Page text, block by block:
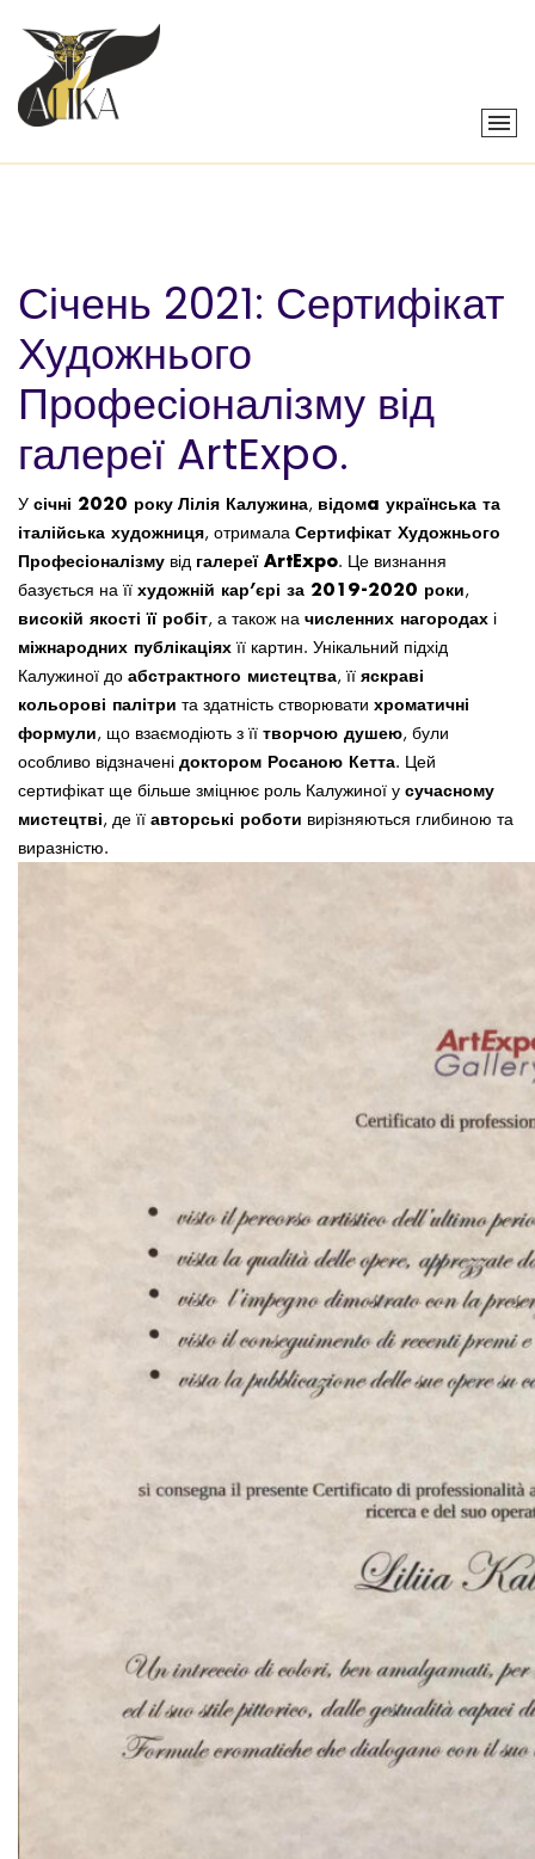
Січень 2021: Сертифікат
Художнього
Професіоналізму від
галереї ArtExpo.
У січні 2020 року Лілія Калужина, відомa українська та
італійська художниця, отримала Сертифікат Художнього
Професіоналізму від галереї ArtExpo. Це визнання
базується на її художній кар’єрі за 2019-2020 роки,
високій якості її робіт, а також на численних нагородах і
міжнародних публікаціях її картин. Унікальний підхід
Калужиної до абстрактного мистецтва, її яскраві
кольорові палітри та здатність створювати хроматичні
формули, що взаємодіють з її творчою душею, були
особливо відзначені доктором Росаною Кетта. Цей
сертифікат ще більше зміцнює роль Калужиної у сучасному
мистецтві, де її авторські роботи вирізняються глибиною та
виразністю.